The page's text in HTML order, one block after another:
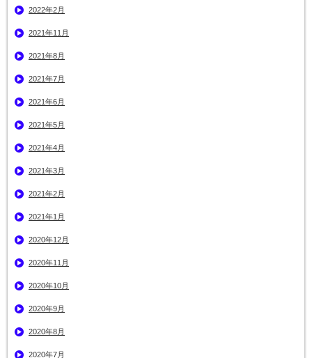
2022年2月
2021年11月
2021年8月
2021年7月
2021年6月
2021年5月
2021年4月
2021年3月
2021年2月
2021年1月
2020年12月
2020年11月
2020年10月
2020年9月
2020年8月
2020年7月